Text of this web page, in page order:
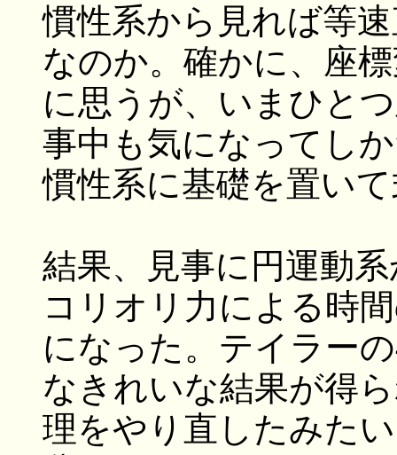
慣性系から見れば等
なのか。確かに、座
に思うが、いまひと
事中も気になってし
慣性系に基礎を置い
結果、見事に円運動
コリオリ力による時
になった。テイラー
なきれいな結果が得
理をやり直したみた